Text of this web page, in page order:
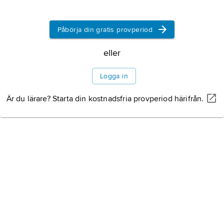
Påbörja din gratis provperiod
eller
Logga in
Är du lärare? Starta din kostnadsfria provperiod härifrån.